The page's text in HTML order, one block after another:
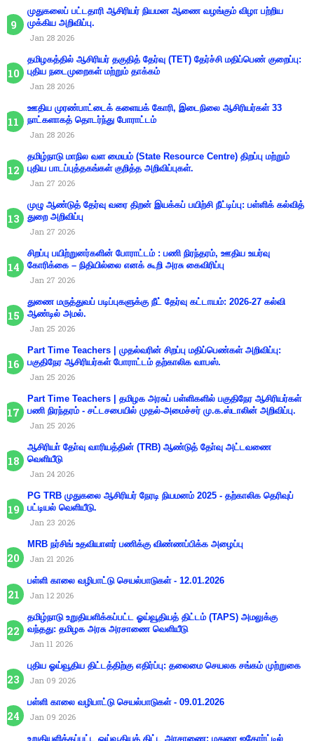
முதுகலைப் பட்டதாரி ஆசிரியர் நியமன ஆணை வழங்கும் விழா பற்றிய
முக்கிய அறிவிப்பு.
Jan 28 2026
தமிழகத்தில் ஆசிரியர் தகுதித் தேர்வு (TET) தேர்ச்சி மதிப்பெண் குறைப்பு:
புதிய நடைமுறைகள் மற்றும் தாக்கம்
Jan 28 2026
ஊதிய முரண்பாட்டைக் களையக் கோரி, இடைநிலை ஆசிரியர்கள் 33
நாட்களாகத் தொடர்ந்து போராட்டம்
Jan 28 2026
தமிழ்நாடு மாநில வள மையம் (State Resource Centre) திறப்பு மற்றும்
புதிய பாடப்புத்தகங்கள் குறித்த அறிவிப்புகள்.
Jan 27 2026
முழு ஆண்டுத் தேர்வு வரை திறன் இயக்கப் பயிற்சி நீட்டிப்பு: பள்ளிக் கல்வித்
துறை அறிவிப்பு
Jan 27 2026
சிறப்பு பயிற்றுனர்களின் போராட்டம் : பணி நிரந்தரம், ஊதிய உயர்வு
கோரிக்கை – நிதியில்லை எனக் கூறி அரசு கைவிரிப்பு
Jan 27 2026
துணை மருத்துவப் படிப்புகளுக்கு நீட் தேர்வு கட்டாயம்: 2026-27 கல்வி
ஆண்டில் அமல்.
Jan 25 2026
Part Time Teachers | முதல்வரின் சிறப்பு மதிப்பெண்கள் அறிவிப்பு:
பகுதிநேர ஆசிரியர்கள் போராட்டம் தற்காலிக வாபஸ்.
Jan 25 2026
Part Time Teachers | தமிழக அரசுப் பள்ளிகளில் பகுதிநேர ஆசிரியர்கள்
பணி நிரந்தரம் - சட்டசபையில் முதல்-அமைச்சர் மு.க.ஸ்டாலின் அறிவிப்பு.
Jan 25 2026
ஆசிரியா் தோ்வு வாரியத்தின் (TRB) ஆண்டுத் தோ்வு அட்டவணை
வெளியீடு
Jan 24 2026
PG TRB முதுகலை ஆசிரியர் நேரடி நியமனம் 2025 - தற்காலிக தெரிவுப்
பட்டியல் வெளியீடு.
Jan 23 2026
MRB நர்சிங் உதவியாளர் பணிக்கு விண்ணப்பிக்க அழைப்பு
Jan 21 2026
பள்ளி காலை வழிபாட்டு செயல்பாடுகள் - 12.01.2026
Jan 12 2026
தமிழ்நாடு உறுதியளிக்கப்பட்ட ஓய்வூதியத் திட்டம் (TAPS) அமலுக்கு
வந்தது: தமிழக அரசு அரசாணை வெளியீடு
Jan 11 2026
புதிய ஓய்வூதிய திட்டத்திற்கு எதிர்ப்பு: தலைமை செயலக சங்கம் முற்றுகை
Jan 09 2026
பள்ளி காலை வழிபாட்டு செயல்பாடுகள் - 09.01.2026
Jan 09 2026
உறுதியளிக்கப்பட்ட ஓய்வூதியத் திட்ட அரசாணை: மதுரை ஐகோர்ட்டில்